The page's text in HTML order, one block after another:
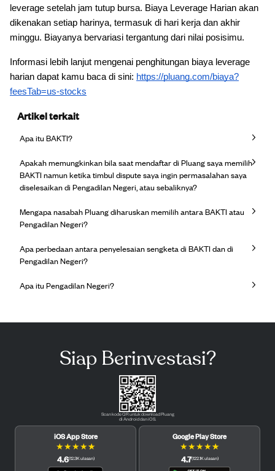
leverage setelah jam tutup bursa. Biaya Leverage Harian akan
dikenakan setiap harinya, termasuk di hari kerja dan akhir
minggu. Biayanya bervariasi tergantung dari nilai posisimu.
Informasi lebih lanjut mengenai penghitungan biaya leverage
harian dapat kamu baca di sini: https://pluang.com/biaya?
feesTab=us-stocks
Artikel terkait
Apa itu BAKTI?
Apakah memungkinkan bila saat mendaftar di Pluang saya memilih
BAKTI namun ketika timbul dispute saya ingin permasalahan saya
diselesaikan di Pengadilan Negeri, atau sebaliknya?
Mengapa nasabah Pluang diharuskan memilih antara BAKTI atau
Pengadilan Negeri?
Apa perbedaan antara penyelesaian sengketa di BAKTI dan di
Pengadilan Negeri?
Apa itu Pengadilan Negeri?
Siap Berinvestasi?
Scan kode QR untuk download Pluang
di Android dan iOS.
iOS App Store
★★★★★
4.6(12.3K ulasan)
Google Play Store
★★★★★
4.7(122.1K ulasan)